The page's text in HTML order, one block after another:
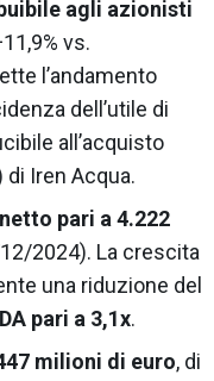
agli azionisti
vs.
l’andamento
dell’utile di
all’acquisto
di Iren Acqua.
pari a 4.222
2024). La crescita
una riduzione del
pari a 3,1x.
milioni di euro, di